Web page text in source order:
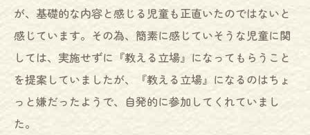
が、基礎的な内容と感じる児童も正直いたのではないと
感じています。その為、簡素に感じていそうな児童に関
しては、実施せずに『教える立場』になってもらうこと
を提案していましたが、『教える立場』になるのはちょ
っと嫌だったようで、自発的に参加してくれていまし
た。